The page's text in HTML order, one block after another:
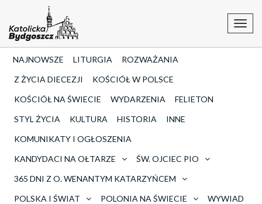
NAJNOWSZE LITURGIA
ROZWAŻANIA
Z ŻYCIA DIECEZJI
KOŚCIÓŁ W POLSCE
KOŚCIÓŁ NA ŚWIECIE
WYDARZENIA
FELIETON
STYL ŻYCIA
KULTURA HISTORIA
INNE
KOMUNIKATY I OGŁOSZENIA
KANDYDACI NA OŁTARZE
ŚW. OJCIEC PIO
365 DNI Z O. WENANTYM KATARZYŃCEM
POLSKA I ŚWIAT
POLONIA NA ŚWIECIE
WYWIAD